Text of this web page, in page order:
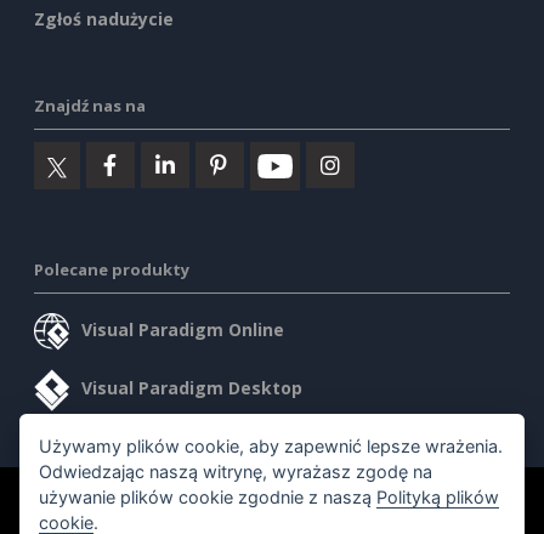
Zgłoś nadużycie
Znajdź nas na
Polecane produkty
Visual Paradigm Online
Visual Paradigm Desktop
©2026 by Visual Paradigm. Wszelkie prawa zastrzeżone.
Używamy plików cookie, aby zapewnić lepsze wrażenia.
Odwiedzając naszą witrynę, wyrażasz zgodę na
używanie plików cookie zgodnie z naszą Polityką plików
cookie.